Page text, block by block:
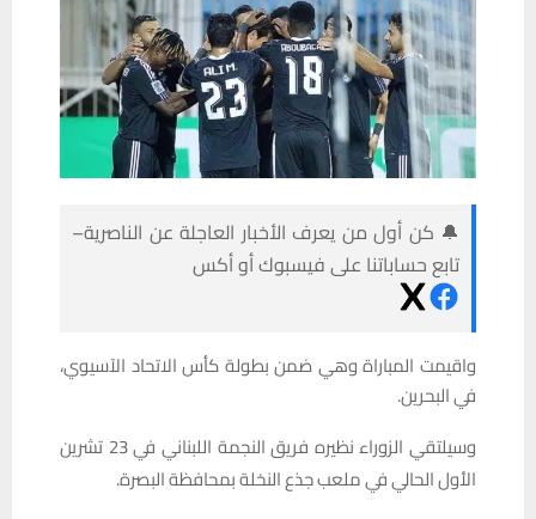
🔔 كن أول من يعرف الأخبار العاجلة عن الناصرية–
تابع حساباتنا على فيسبوك أو أكس
واقيمت المباراة وهي ضمن بطولة كأس الاتحاد الآسيوي،
في البحرين.
وسيلتقي الزوراء نظيره فريق النجمة اللبناني في 23 تشرين
الأول الحالي في ملعب جذع النخلة بمحافظة البصرة.